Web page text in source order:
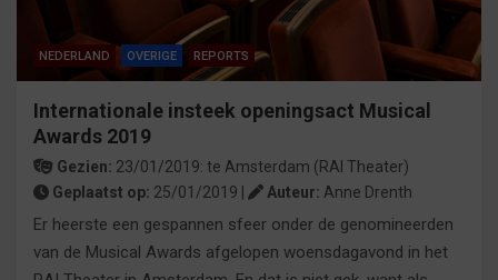
NEDERLAND OVERIGE REPORTS
Internationale insteek openingsact Musical
Awards 2019
Gezien: 23/01/2019: te Amsterdam (RAI Theater)
Geplaatst op: 25/01/2019 | Auteur: Anne Drenth
Er heerste een gespannen sfeer onder de genomineerden
van de Musical Awards afgelopen woensdagavond in het